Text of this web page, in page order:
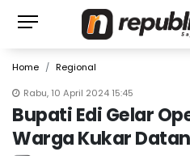
Home
Regional
Rabu, 10 April 2024 15:45
Bupati Edi Gelar
Warga Kukar